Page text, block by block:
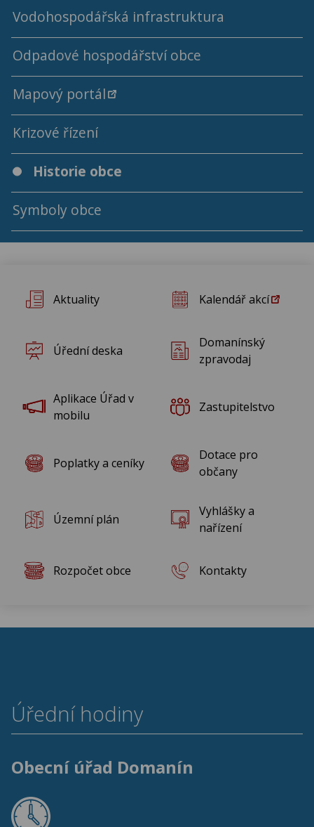
Rok 2023
Rok 2022
Rok 2021
Rok 2020
Rok 2019
Rok 2018
Rok 2017
Rok 2014
Rok 2013
Rok 2011
Rok 2010
Vodohospodářská infrastruktura
Ceny a kalkulace vodného a stočného
Výsledky rozborů pitné vody
Odpadové hospodářství obce
Mapový portál
Krizové řízení
Historie obce
Symboly obce
Aktuality Kalendář akcí
Úřední deska
Domanínský
zpravodaj
Aplikace Úřad v
mobilu
Zastupitelstvo
Poplatky a ceníky
Dotace pro
občany
Územní plán
Vyhlášky a
nařízení
Rozpočet obce Kontakty
Úřední hodiny
Obecní úřad Domanín